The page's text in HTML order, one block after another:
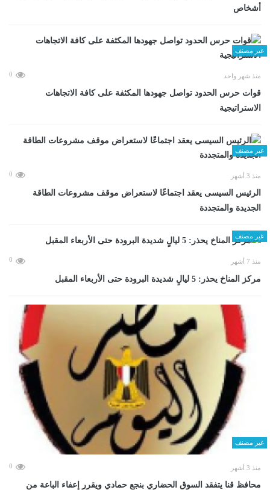
أشخاص
غير مصنف
منذ شهر واحد 0
قوات حرس الحدود تواصل جهودها المكثفة على كافة الاتجاهات
الاستراتيجية
غير مصنف
منذ 3 أشهر 0
الرئيس السيسى يعقد اجتماعًا لاستعراض موقف مشروعات الطاقة
الجديدة والمتجددة
غير مصنف
منذ 7 أشهر 0
مركز المناخ يحذر: 5 ليالٍ شديدة البرودة حتى الأربعاء المقبل
غير مصنف
منذ 3 أشهر 0
محافظ قنا يتفقد السوق الحضاري بنجع حمادي ويقرر إعفاء الباعة من